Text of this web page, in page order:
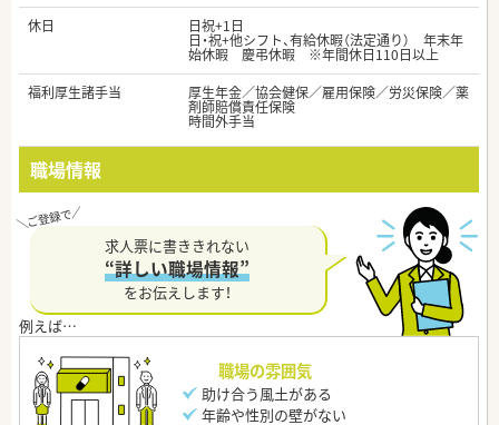
休日
日祝+1日
日・祝+他シフト、有給休暇（法定通り） 年末年
始休暇 慶弔休暇 ※年間休日110日以上
福利厚生諸手当
厚生年金／協会健保／雇用保険／労災保険／薬
剤師賠償責任保険
時間外手当
職場情報
求人票に書ききれない
“詳しい職場情報”
をお伝えします！
職場の雰囲気
助け合う風土がある
年齢や性別の壁がない